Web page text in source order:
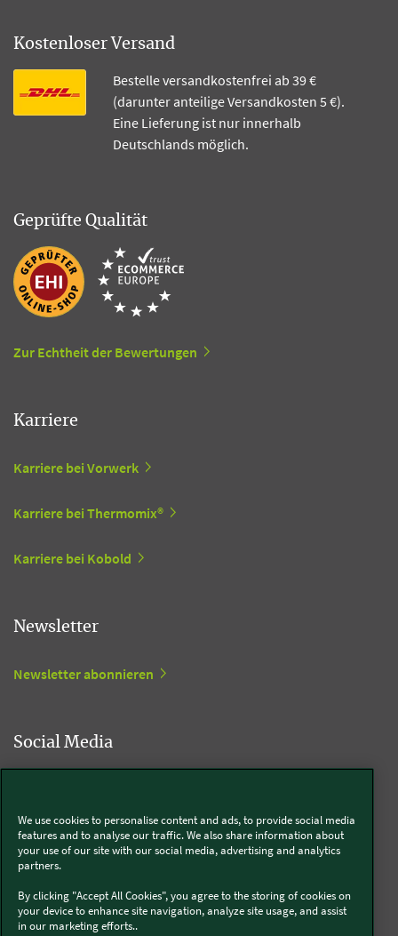
Kostenloser Versand
Bestelle versandkostenfrei ab 39 €
(darunter anteilige Versandkosten 5 €).
Eine Lieferung ist nur innerhalb
Deutschlands möglich.
Geprüfte Qualität
Zur Echtheit der Bewertungen
Karriere
Karriere bei Vorwerk
Karriere bei Thermomix®
Karriere bei Kobold
Newsletter
Newsletter abonnieren
Social Media
Thermomix®
We use cookies to personalise content and ads, to provide social media
features and to analyse our traffic. We also share information about
your use of our site with our social media, advertising and analytics
partners.
By clicking "Accept All Cookies", you agree to the storing of cookies on
your device to enhance site navigation, analyze site usage, and assist
in our marketing efforts..